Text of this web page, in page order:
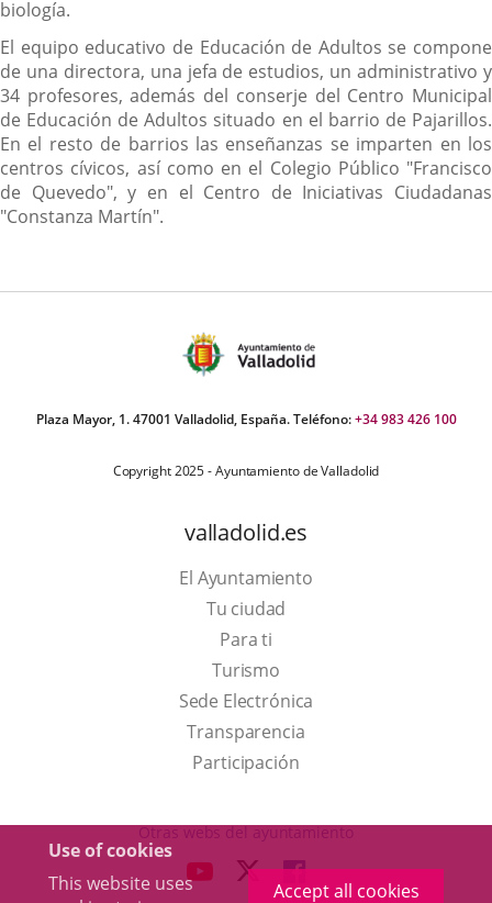
Use of cookies
This website uses
Accept all cookies
biología.
El equipo educativo de Educación de Adultos se compone
de una directora, una jefa de estudios, un administrativo y
34 profesores, además del conserje del Centro Municipal
de Educación de Adultos situado en el barrio de Pajarillos.
En el resto de barrios las enseñanzas se imparten en los
centros cívicos, así como en el Colegio Público "Francisco
de Quevedo", y en el Centro de Iniciativas Ciudadanas
"Constanza Martín".
Plaza Mayor, 1. 47001 Valladolid, España. Teléfono:+34 983 426 100
Copyright 2025 - Ayuntamiento de Valladolid
valladolid.es
El Ayuntamiento
Tu ciudad
Para ti
TurismoThis
link
will
open
a
up
Sede Electrónica
Transparencia
Participación
Otras webs del ayuntamiento
LINK LINK
TO
LINK
TO